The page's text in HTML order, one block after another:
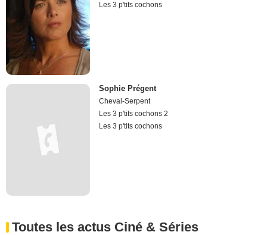
Les 3 p'tits cochons
Sophie Prégent
Cheval-Serpent
Les 3 p'tits cochons 2
Les 3 p'tits cochons
Toutes les actus Ciné & Séries